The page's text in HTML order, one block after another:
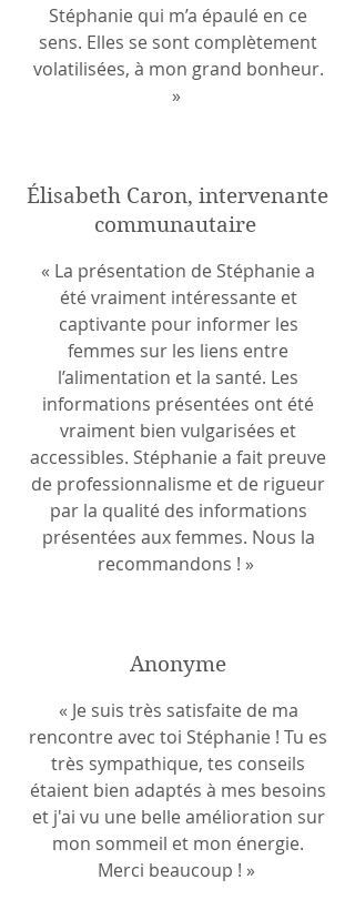
Stéphanie qui m’a épaulé en ce
sens. Elles se sont complètement
volatilisées, à mon grand bonheur.
»
Élisabeth Caron, intervenante
communautaire
« La présentation de Stéphanie a
été vraiment intéressante et
captivante pour informer les
femmes sur les liens entre
l’alimentation et la santé. Les
informations présentées ont été
vraiment bien vulgarisées et
accessibles. Stéphanie a fait preuve
de professionnalisme et de rigueur
par la qualité des informations
présentées aux femmes. Nous la
recommandons ! »
Anonyme
« Je suis très satisfaite de ma
rencontre avec toi Stéphanie ! Tu es
très sympathique, tes conseils
étaient bien adaptés à mes besoins
et j'ai vu une belle amélioration sur
mon sommeil et mon énergie.
Merci beaucoup ! »